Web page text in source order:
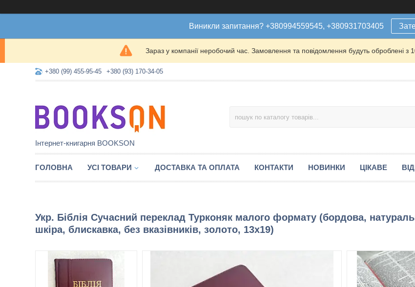
Виникли запитання? +380994559545, +380931703405
Зараз у компанії неробочий час. Замовлення та повідомлення будуть оброблені з
+380 (99) 455-95-45 +380 (93) 170-34-05
Інтернет-книгарня BOOKSON
ГОЛОВНА УСІ ТОВАРИ ДОСТАВКА ТА ОПЛАТА КОНТАКТИ НОВИНКИ ЦІКАВЕ
Укр. Біблія Сучасний переклад Турконяк малого формату (бордова,
шкіра, блискавка, без вказівників, золото, 13х19)